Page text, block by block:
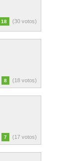
18 (30 votos)
8 (18 votos)
7 (17 votos)